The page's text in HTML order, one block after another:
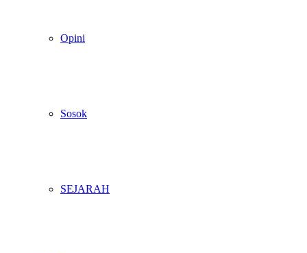
Opini
Sosok
SEJARAH